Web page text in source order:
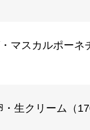
マスカルポー
・生クリーム（